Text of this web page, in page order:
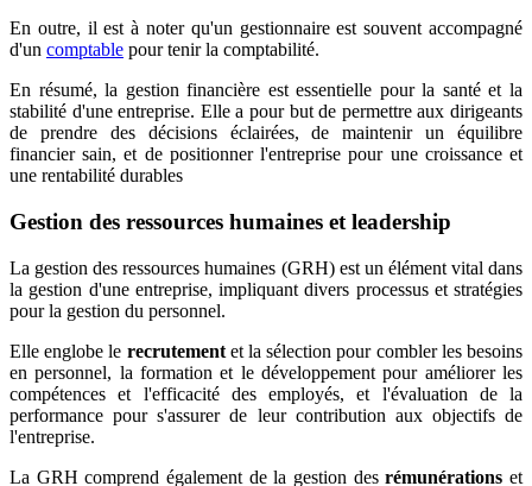
En outre, il est à noter qu'un gestionnaire est souvent accompagné
d'un comptable pour tenir la comptabilité.
En résumé, la gestion financière est essentielle pour la santé et la
stabilité d'une entreprise. Elle a pour but de permettre aux dirigeants
de prendre des décisions éclairées, de maintenir un équilibre
financier sain, et de positionner l'entreprise pour une croissance et
une rentabilité durables
Gestion des ressources humaines et leadership
La gestion des ressources humaines (GRH) est un élément vital dans
la gestion d'une entreprise, impliquant divers processus et stratégies
pour la gestion du personnel.
Elle englobe le recrutement et la sélection pour combler les besoins
en personnel, la formation et le développement pour améliorer les
compétences et l'efficacité des employés, et l'évaluation de la
performance pour s'assurer de leur contribution aux objectifs de
l'entreprise.
La GRH comprend également de la gestion desrémunérationset